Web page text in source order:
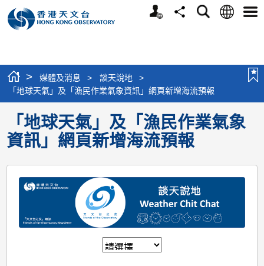
個
分
搜
語
選
> 媒體及消息 > 談天說地
>
「地球天氣」及「漁民作業氣象資訊」網頁新增海流預報
「地球天氣」及「漁民作業氣象
資訊」網頁新增海流預報